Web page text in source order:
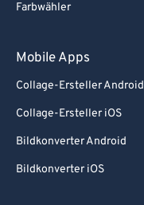
Farbwähler
Mobile Apps
Collage-Ersteller Android
Collage-Ersteller iOS
Bildkonverter Android
Bildkonverter iOS